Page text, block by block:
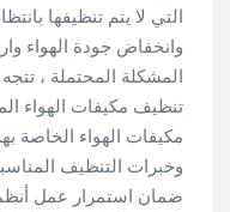
التي لا يتم تنظيفها
وانخفاض جودة الهواء
المشكلة المحتملة ،
تنظيف مكيفات الهواء
مكيفات الهواء الخاصة
وخبرات التنظيف
ضمان استمرار عمل